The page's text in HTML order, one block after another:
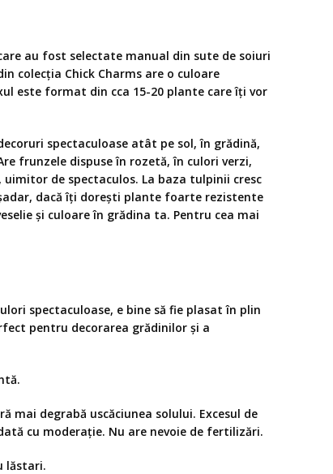
au fost selectate manual din sute de soiuri
colecția Chick Charms are o culoare
este format din cca 15-20 plante care îți vor
spectaculoase atât pe sol, în grădină,
frunzele dispuse în rozetă, în culori verzi,
de spectaculos. La baza tulpinii cresc
dacă îți dorești plante foarte rezistente
și culoare în grădina ta. Pentru cea mai
spectaculoase, e bine să fie plasat în plin
pentru decorarea grădinilor și a
degrabă uscăciunea solului. Excesul de
cu moderație. Nu are nevoie de fertilizări.
lăstari.